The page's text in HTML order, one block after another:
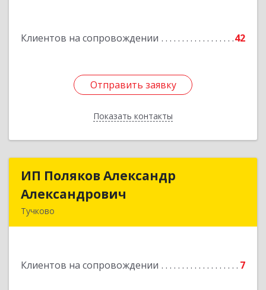
Клиентов на сопровождении 42
Отправить заявку
Показать контакты
Отправить заявку
Назад
ИП Поляков Александр
Александрович
Тучково
Клиентов на сопровождении 7
ИП Поляков Александр
Подробнее